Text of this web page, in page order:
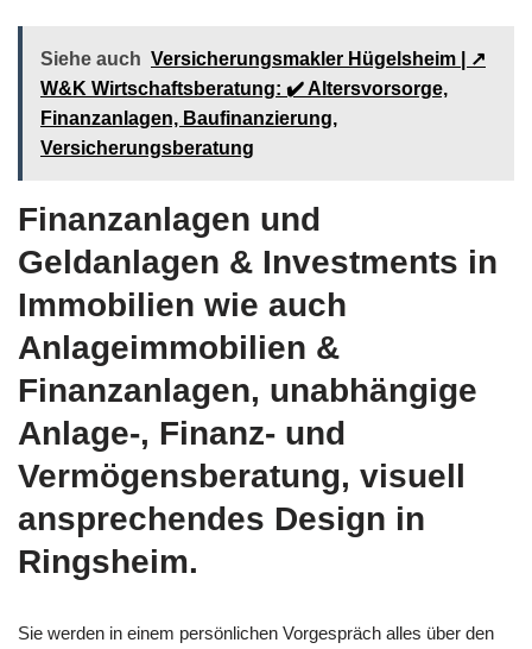
Siehe auch Versicherungsmakler Hügelsheim | ↗️
W&K Wirtschaftsberatung: ✔️ Altersvorsorge,
Finanzanlagen, Baufinanzierung,
Versicherungsberatung
Finanzanlagen und
Geldanlagen & Investments in
Immobilien wie auch
Anlageimmobilien &
Finanzanlagen, unabhängige
Anlage-, Finanz- und
Vermögensberatung, visuell
ansprechendes Design in
Ringsheim.
Sie werden in einem persönlichen Vorgespräch alles über den